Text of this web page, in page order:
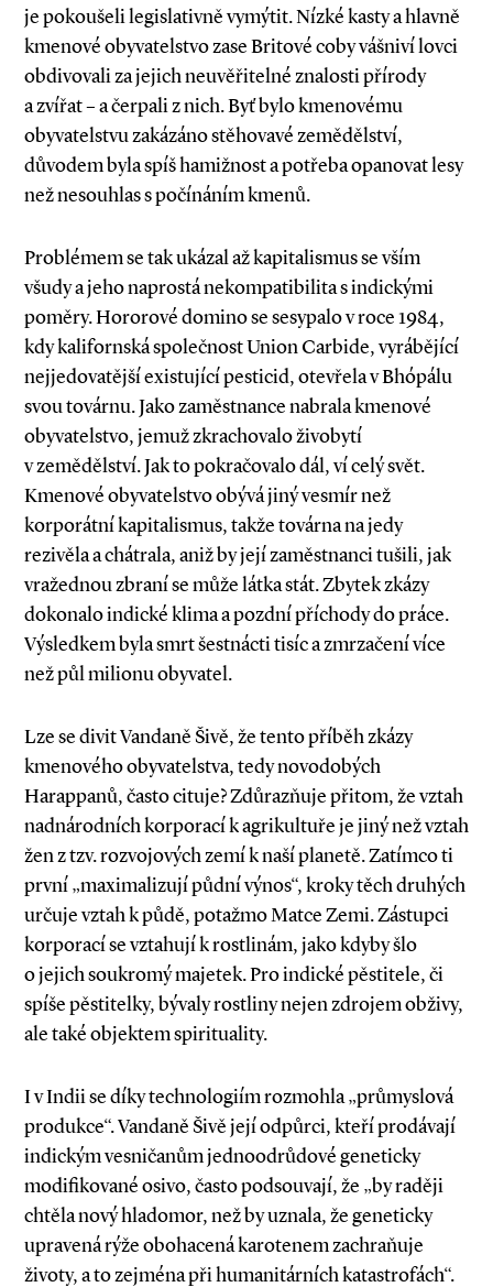
je pokoušeli legislativně vymýtit. Nízké kasty a hlavně
kmenové obyvatelstvo zase Britové coby vášniví lovci
obdivovali za jejich neuvěřitelné znalosti přírody
a zvířat – a čerpali z nich. Byť bylo kmenovému
obyvatelstvu zakázáno stěhovavé zemědělství,
důvodem byla spíš hamižnost a potřeba opanovat lesy
než nesouhlas s počínáním kmenů.
Problémem se tak ukázal až kapitalismus se vším
všudy a jeho naprostá nekompatibilita s indickými
poměry. Hororové domino se sesypalo v roce 1984,
kdy kalifornská společnost Union Carbide, vyrábějící
nejjedovatější existující pesticid, otevřela v Bhópálu
svou továrnu. Jako zaměstnance nabrala kmenové
obyvatelstvo, jemuž zkrachovalo živobytí
v zemědělství. Jak to pokračovalo dál, ví celý svět.
Kmenové obyvatelstvo obývá jiný vesmír než
korporátní kapitalismus, takže továrna na jedy
rezivěla a chátrala, aniž by její zaměstnanci tušili, jak
vražednou zbraní se může látka stát. Zbytek zkázy
dokonalo indické klima a pozdní příchody do práce.
Výsledkem byla smrt šestnácti tisíc a zmrzačení více
než půl milionu obyvatel.
Lze se divit Vandaně Šivě, že tento příběh zkázy
kmenového obyvatelstva, tedy novodobých
Harappanů, často cituje? Zdůrazňuje přitom, že vztah
nadnárodních korporací k agrikultuře je jiný než vztah
žen z tzv. rozvojových zemí k naší planetě. Zatímco ti
první „maximalizují půdní výnos“, kroky těch druhých
určuje vztah k půdě, potažmo Matce Zemi. Zástupci
korporací se vztahují k rostlinám, jako kdyby šlo
o jejich soukromý majetek. Pro indické pěstitele, či
spíše pěstitelky, bývaly rostliny nejen zdrojem obživy,
ale také objektem spirituality.
I v Indii se díky technologiím rozmohla „průmyslová
produkce“. Vandaně Šivě její odpůrci, kteří prodávají
indickým vesničanům jednoodrůdové geneticky
modifikované osivo, často podsouvají, že „by raději
chtěla nový hladomor, než by uznala, že geneticky
upravená rýže obohacená karotenem zachraňuje
životy, a to zejména při humanitárních katastrofách“.